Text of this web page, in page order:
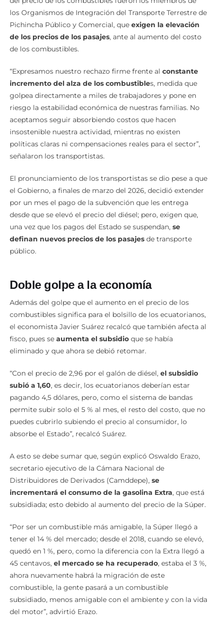
los Organismos de Integración del Transporte Terrestre de
Pichincha Público y Comercial, que exigen la elevación
de los precios de los pasajes, ante al aumento del costo
de los combustibles.
“Expresamos nuestro rechazo firme frente al constante
incremento del alza de los combustibles, medida que
golpea directamente a miles de trabajadores y pone en
riesgo la estabilidad económica de nuestras familias. No
aceptamos seguir absorbiendo costos que hacen
insostenible nuestra actividad, mientras no existen
políticas claras ni compensaciones reales para el sector”,
señalaron los transportistas.
El pronunciamiento de los transportistas se dio pese a que
el Gobierno, a finales de marzo del 2026, decidió extender
por un mes el pago de la subvención que les entrega
desde que se elevó el precio del diésel; pero, exigen que,
una vez que los pagos del Estado se suspendan, se
definan nuevos precios de los pasajes de transporte
público.
Doble golpe a la economía
Además del golpe que el aumento en el precio de los
combustibles significa para el bolsillo de los ecuatorianos,
el economista Javier Suárez recalcó que también afecta al
fisco, pues se aumenta el subsidio que se había
eliminado y que ahora se debió retomar.
“Con el precio de 2,96 por el galón de diésel, el subsidio
subió a 1,60, es decir, los ecuatorianos deberían estar
pagando 4,5 dólares, pero, como el sistema de bandas
permite subir solo el 5 % al mes, el resto del costo, que no
puedes cubrirlo subiendo el precio al consumidor, lo
absorbe el Estado”, recalcó Suárez.
A esto se debe sumar que, según explicó Oswaldo Erazo,
secretario ejecutivo de la Cámara Nacional de
Distribuidores de Derivados (Camddepe), se
incrementará el consumo de la gasolina Extra, que está
subsidiada; esto debido al aumento del precio de la Súper.
“Por ser un combustible más amigable, la Súper llegó a
tener el 14 % del mercado; desde el 2018, cuando se elevó,
quedó en 1 %, pero, como la diferencia con la Extra llegó a
45 centavos, el mercado se ha recuperado, estaba el 3 %,
ahora nuevamente habrá la migración de este
combustible, la gente pasará a un combustible
subsidiado, menos amigable con el ambiente y con la vida
del motor”, advirtió Erazo.